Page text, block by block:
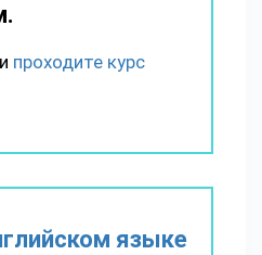
проходите курс
языке